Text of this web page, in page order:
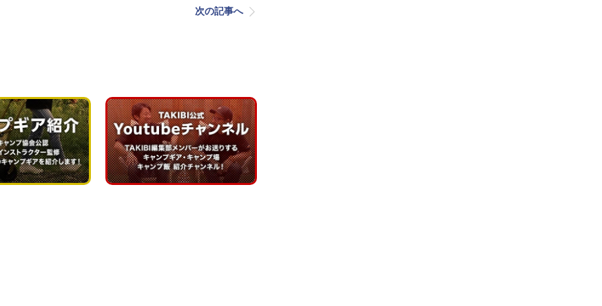
次の記事へ